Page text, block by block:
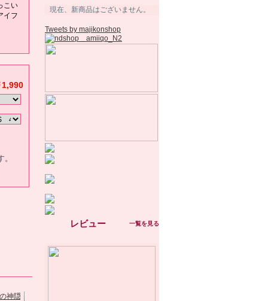
こい
イフ
1,990
現在、新商品はございません。
Tweets by majikonshop
レビュー 一覧を見る